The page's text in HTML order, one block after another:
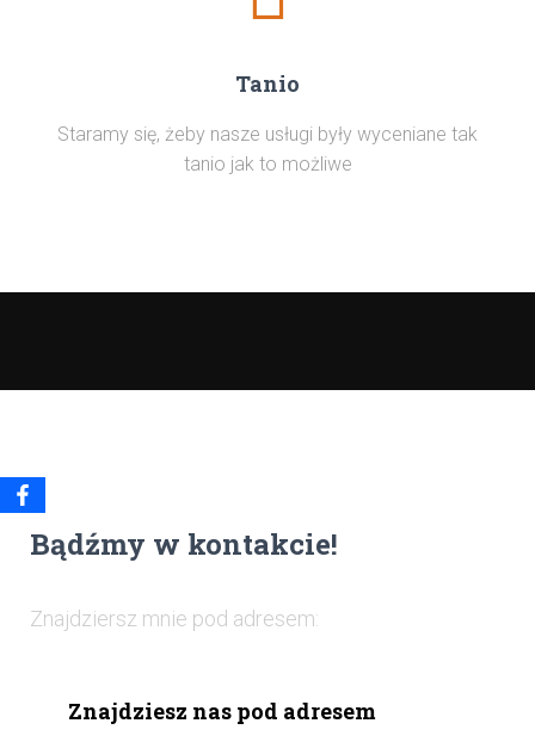
Tanio
Staramy się, żeby nasze usługi były wyceniane tak
tanio jak to możliwe
Bądźmy w kontakcie!
Znajdziersz mnie pod adresem:
Znajdziesz nas pod adresem